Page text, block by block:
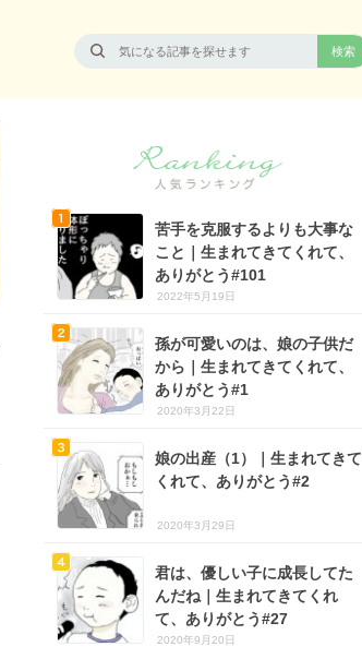
苦手を克服するよりも大事な
こと｜生まれてきてくれて、
ありがとう#101
2022年5月19日
孫が可愛いのは、娘の子供だ
から｜生まれてきてくれて、
ありがとう#1
2020年3月22日
娘の出産（1）｜生まれてきて
くれて、ありがとう#2
2020年3月29日
君は、優しい子に成長してた
んだね｜生まれてきてくれ
て、ありがとう#27
2020年9月20日